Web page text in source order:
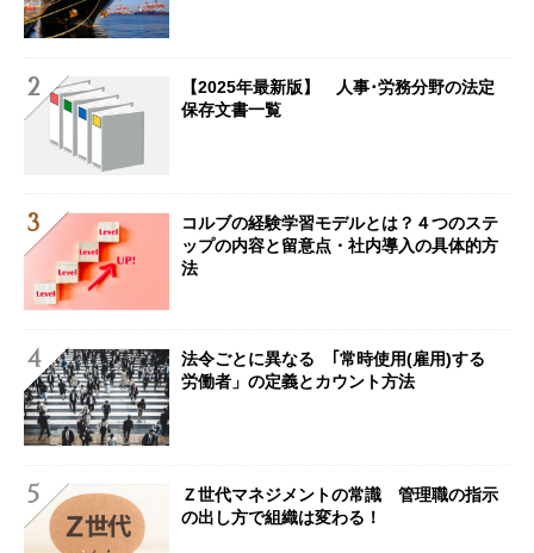
【2025年最新版】 人事･労務分野の法定
保存文書一覧
コルブの経験学習モデルとは？４つのステ
ップの内容と留意点・社内導入の具体的方
法
法令ごとに異なる ｢常時使用(雇用)する
労働者」の定義とカウント方法
Ｚ世代マネジメントの常識 管理職の指示
の出し方で組織は変わる！